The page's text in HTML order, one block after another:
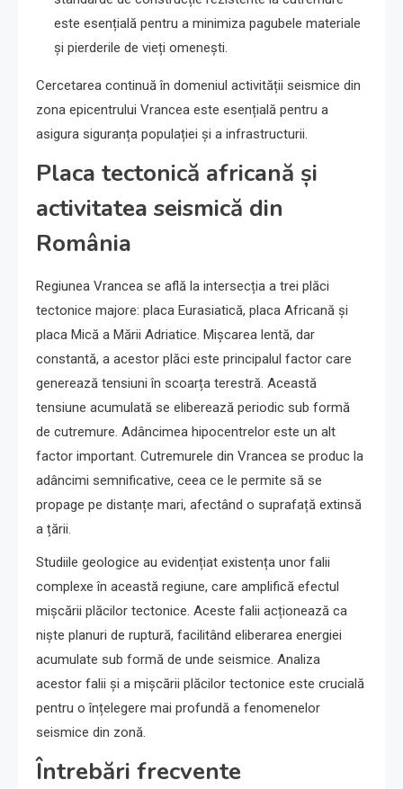
este esențială pentru a minimiza pagubele materiale
și pierderile de vieți omenești.
Cercetarea continuă în domeniul activității seismice din
zona epicentrului Vrancea este esențială pentru a
asigura siguranța populației și a infrastructurii.
Placa tectonică africană și
activitatea seismică din
România
Regiunea Vrancea se află la intersecția a trei plăci
tectonice majore: placa Eurasiatică, placa Africană și
placa Mică a Mării Adriatice. Mișcarea lentă, dar
constantă, a acestor plăci este principalul factor care
generează tensiuni în scoarța terestră. Această
tensiune acumulată se eliberează periodic sub formă
de cutremure. Adâncimea hipocentrelor este un alt
factor important. Cutremurele din Vrancea se produc la
adâncimi semnificative, ceea ce le permite să se
propage pe distanțe mari, afectând o suprafață extinsă
a țării.
Studiile geologice au evidențiat existența unor falii
complexe în această regiune, care amplifică efectul
mișcării plăcilor tectonice. Aceste falii acționează ca
niște planuri de ruptură, facilitând eliberarea energiei
acumulate sub formă de unde seismice. Analiza
acestor falii și a mișcării plăcilor tectonice este crucială
pentru o înțelegere mai profundă a fenomenelor
seismice din zonă.
Întrebări frecvente